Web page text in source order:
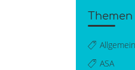
Themen
Allgemein
ASA